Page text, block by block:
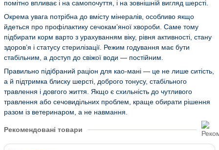
помітно впливає і на самопочуття, і на зовнішній вигляд шерсті.
Окрема увага потрібна до вмісту мінералів, особливо якщо
йдеться про профілактику сечокам’яної хвороби. Саме тому
підбирати корм варто з урахуванням віку, рівня активності, стану
здоров’я і статусу стерилізації. Режим годування має бути
стабільним, а доступ до свіжої води — постійним.
Правильно підібраний раціон для као-мані — це не лише ситість,
а й підтримка блиску шерсті, доброго тонусу, стабільного
травлення і довгого життя. Якщо є схильність до чутливого
травлення або сечовидільних проблем, краще обирати рішення
разом із ветеринаром, а не навмання.
Рекомендовані товари